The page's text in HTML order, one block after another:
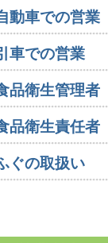
動車での営業
車での営業
品衛生管理者
品衛生責任者
ぐの取扱い